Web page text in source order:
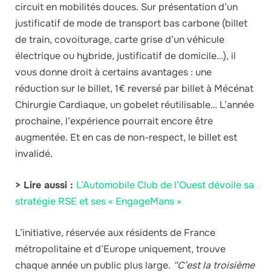
circuit en mobilités douces. Sur présentation d’un
justificatif de mode de transport bas carbone (billet
de train, covoiturage, carte grise d’un véhicule
électrique ou hybride, justificatif de domicile…), il
vous donne droit à certains avantages : une
réduction sur le billet, 1€ reversé par billet à Mécénat
Chirurgie Cardiaque, un gobelet réutilisable… L’année
prochaine, l’expérience pourrait encore être
augmentée. Et en cas de non-respect, le billet est
invalidé.
> Lire aussi : L’Automobile Club de l’Ouest dévoile sa
stratégie RSE et ses « EngageMans »
L’initiative, réservée aux résidents de France
métropolitaine et d’Europe uniquement, trouve
chaque année un public plus large. “C’est la troisième